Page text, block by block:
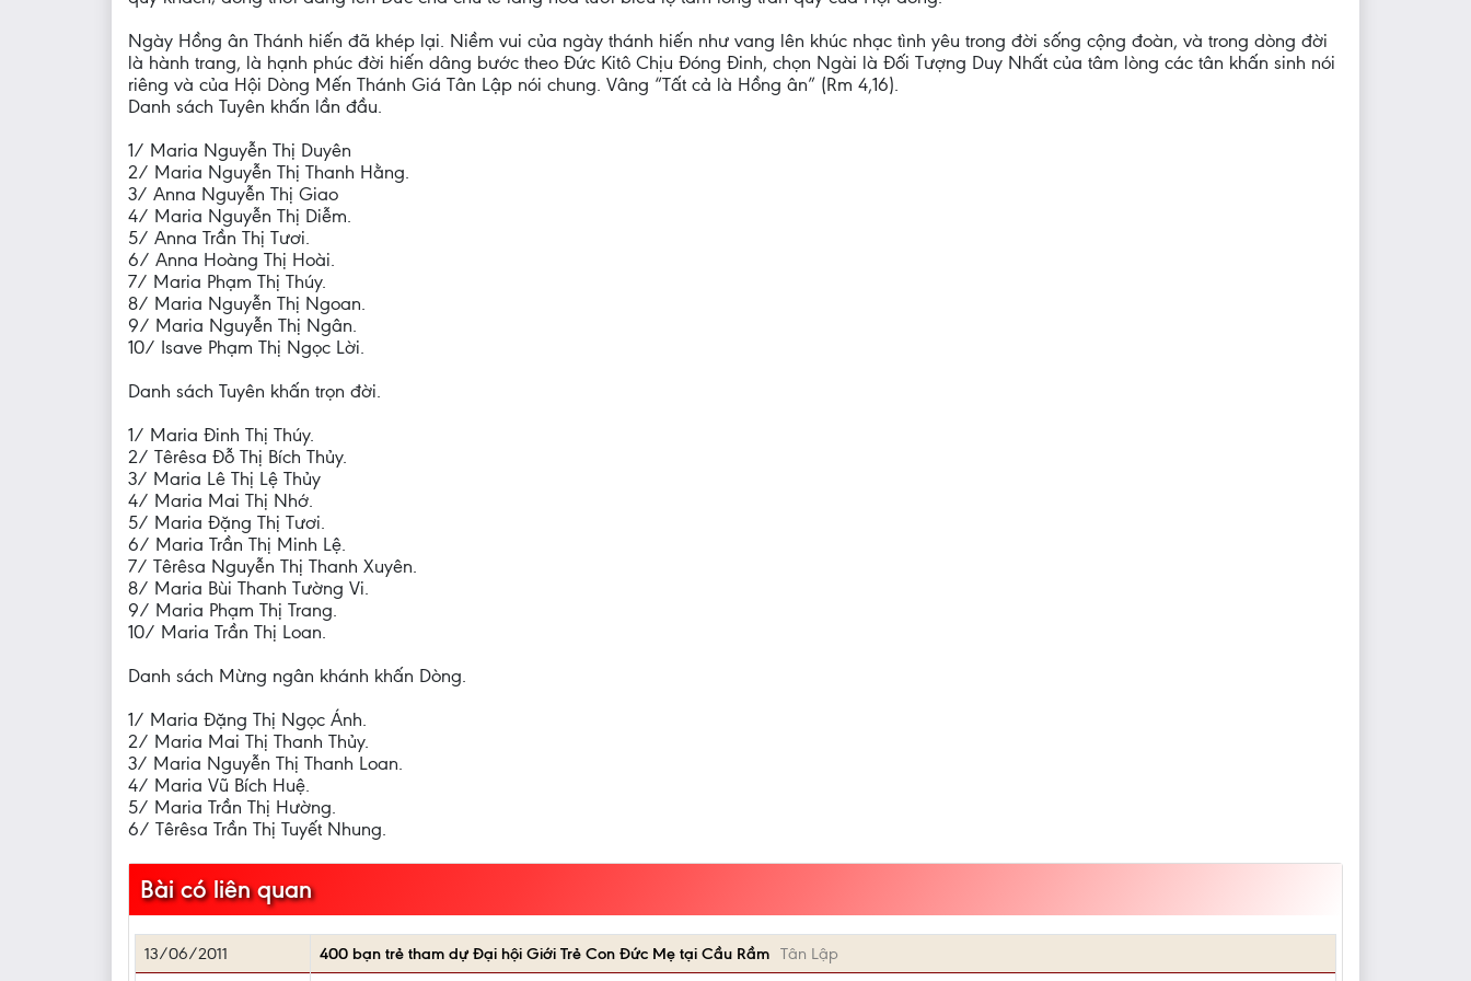
Ngày Hồng ân Thánh hiến đã khép lại. Niềm vui của ngày thánh hiến như vang lên khúc nhạc tình yêu trong đời sống cộng đoàn, và trong dòng đời
là hành trang, là hạnh phúc đời hiến dâng bước theo Đức Kitô Chịu Đóng Đinh, chọn Ngài là Đối Tượng Duy Nhất của tâm lòng các tân khấn sinh nói
riêng và của Hội Dòng Mến Thánh Giá Tân Lập nói chung. Vâng “Tất cả là Hồng ân” (Rm 4,16).
Danh sách Tuyên khấn lần đầu.
1/ Maria Nguyễn Thị Duyên
2/ Maria Nguyễn Thị Thanh Hằng.
3/ Anna Nguyễn Thị Giao
4/ Maria Nguyễn Thị Diễm.
5/ Anna Trần Thị Tươi.
6/ Anna Hoàng Thị Hoài.
7/ Maria Phạm Thị Thúy.
8/ Maria Nguyễn Thị Ngoan.
9/ Maria Nguyễn Thị Ngân.
10/ Isave Phạm Thị Ngọc Lời.
Danh sách Tuyên khấn trọn đời.
1/ Maria Đinh Thị Thúy.
2/ Têrêsa Đỗ Thị Bích Thủy.
3/ Maria Lê Thị Lệ Thủy
4/ Maria Mai Thị Nhớ.
5/ Maria Đặng Thị Tươi.
6/ Maria Trần Thị Minh Lệ.
7/ Têrêsa Nguyễn Thị Thanh Xuyên.
8/ Maria Bùi Thanh Tường Vi.
9/ Maria Phạm Thị Trang.
10/ Maria Trần Thị Loan.
Danh sách Mừng ngân khánh khấn Dòng.
1/ Maria Đặng Thị Ngọc Ánh.
2/ Maria Mai Thị Thanh Thủy.
3/ Maria Nguyễn Thị Thanh Loan.
4/ Maria Vũ Bích Huệ.
5/ Maria Trần Thị Hường.
6/ Têrêsa Trần Thị Tuyết Nhung.
Bài có liên quan
13/06/2011 400 bạn trẻ tham dự Đại hội Giới Trẻ Con Đức Mẹ tại Cầu Rầm Tân Lập